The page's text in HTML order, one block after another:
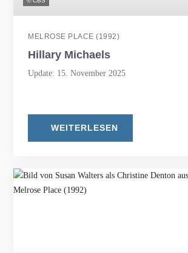
MELROSE PLACE (1992)
Hillary Michaels
Update: 15. November 2025
WEITERLESEN